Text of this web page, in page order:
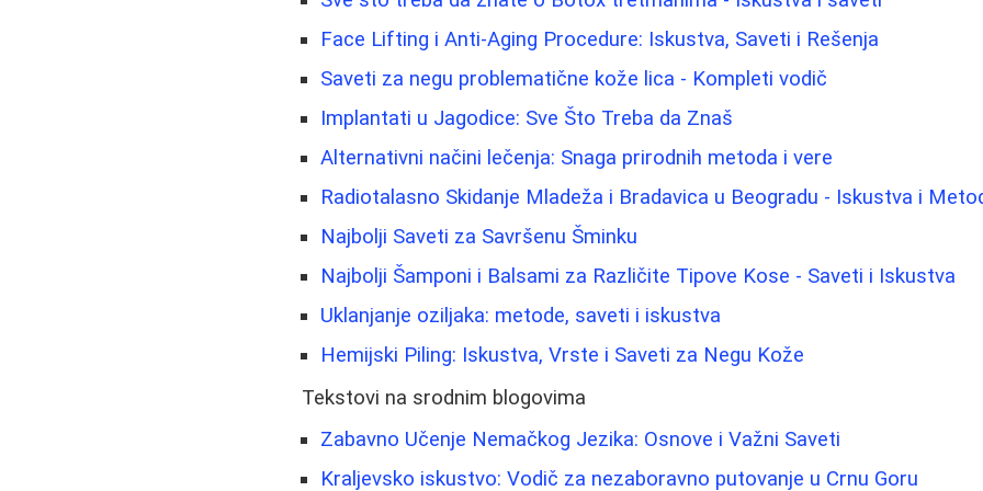
Face Lifting i Anti-Aging Procedure: Iskustva, Saveti i Rešenja
Saveti za negu problematične kože lica - Kompleti vodič
Implantati u Jagodice: Sve Što Treba da Znaš
Alternativni načini lečenja: Snaga prirodnih metoda i vere
Radiotalasno Skidanje Mladeža i Bradavica u Beogradu - Iskustva i
Najbolji Saveti za Savršenu Šminku
Najbolji Šamponi i Balsami za Različite Tipove Kose - Saveti i Iskustva
Uklanjanje oziljaka: metode, saveti i iskustva
Hemijski Piling: Iskustva, Vrste i Saveti za Negu Kože
Tekstovi na srodnim blogovima
Zabavno Učenje Nemačkog Jezika: Osnove i Važni Saveti
Kraljevsko iskustvo: Vodič za nezaboravno putovanje u Crnu Goru